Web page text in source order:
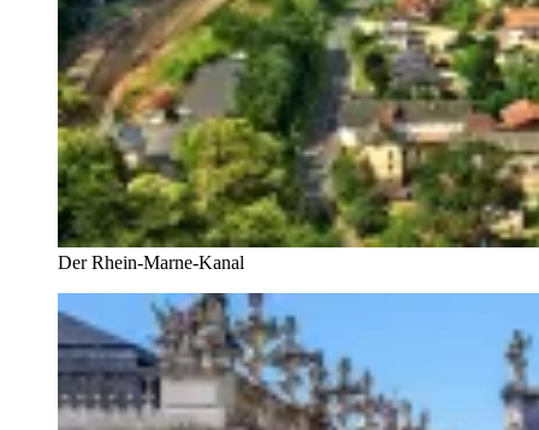
Der Rhein-Marne-Kanal